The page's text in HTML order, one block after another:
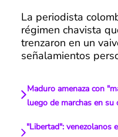
La periodista
régimen chavista
trenzaron en un
señalamientos
Maduro amenaza con
luego de marchas en su
"Libertad": venezolanos